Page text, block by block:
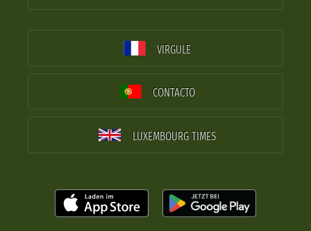
VIRGULE
CONTACTO
LUXEMBOURG TIMES